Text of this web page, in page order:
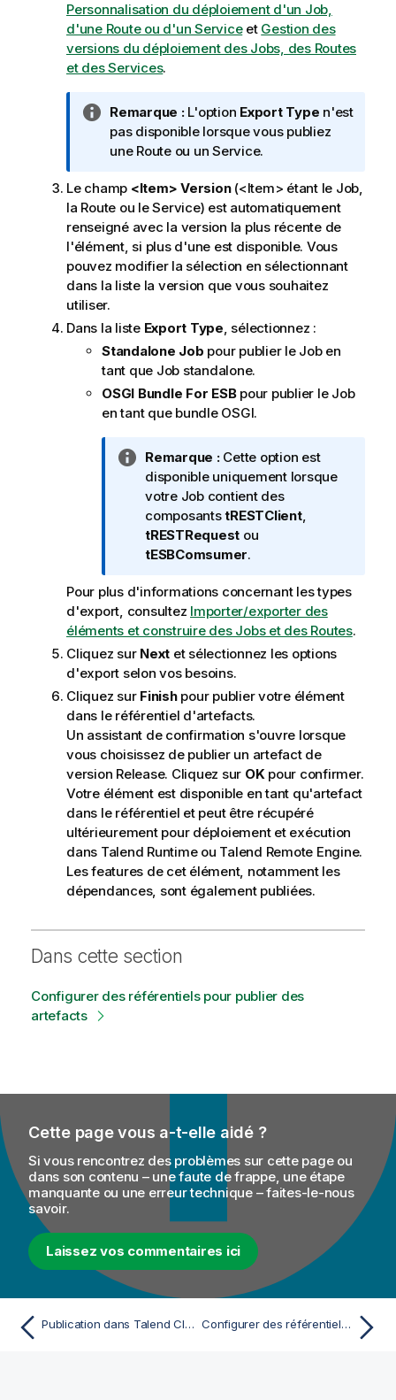
Personnalisation du déploiement d'un Job,
d'une Route ou d'un Serviceet Gestion des
versions du déploiement des Jobs, des Routes
et des Services.
N
o
t
I
n
f
o
r
m
t
i
o
n
Remarque :L'option Export Type n'est
pas disponible lorsque vous publiez
une Route ou un Service.
Le champ <Item> Version(<Item> étant le Job,
la Route ou le Service) est automatiquement
renseigné avec la version la plus récente de
l'élément, si plus d'une est disponible. Vous
pouvez modifier la sélection en sélectionnant
dans la liste la version que vous souhaitez
utiliser.
Dans la liste Export Type, sélectionnez :
Standalone Job pour publier le Job en
tant que Job standalone.
OSGI Bundle For ESBpour publier le Job
en tant que bundle OSGI.
N
o
t
e
I
n
o
r
m
a
t
i
o
n
s
Remarque :Cette option est
disponible uniquement lorsque
votre Job contient des
composantstRESTClient,
tRESTRequest ou
tESBComsumer.
Pour plus d'informations concernant les types
d'export, consultez Importer/exporter des
éléments et construire des Jobs et des Routes.
Cliquez sur Next et sélectionnez les options
d'export selon vos besoins.
Cliquez sur Finishpour publier votre élément
dans le référentiel d'artefacts.
Un assistant de confirmation s'ouvre lorsque
vous choisissez de publier un artefact de
version Release. Cliquez sur OKpour confirmer.
Votre élément est disponible en tant qu'artefact
dans le référentiel et peut être récupéré
ultérieurement pour déploiement et exécution
dans Talend Runtimeou Talend Remote Engine.
Les features de cet élément, notamment les
dépendances, sont également publiées.
Dans cette section
Configurer des référentiels pour publier des
artefacts
Cette page vous a-t-elle aidé ?
Si vous rencontrez des problèmes sur cette page ou
dans son contenu – une faute de frappe, une étape
manquante ou une erreur technique – faites-le-nous
savoir.
Laissez vos commentaires ici
Publication dans Talend Cloud Configurer des référentiels pour publier des artefacts